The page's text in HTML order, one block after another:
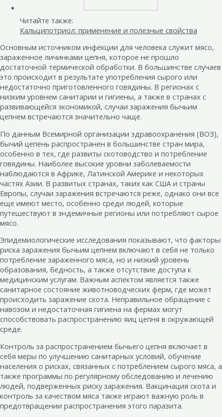
Читайте также:
Кальципотриол: применение и полезные свойства
Основным источником инфекции для человека служит мясо,
зараженное личинками цепня, которое не прошло
достаточной термической обработки. В большинстве случаев
это происходит в результате употребления сырого или
недостаточно приготовленного говядины. В регионах с
низким уровнем санитарии и гигиены, а также в странах с
развивающейся экономикой, случаи заражения бычьим
цепнем встречаются значительно чаще.
По данным Всемирной организации здравоохранения (ВОЗ),
бычий цепень распространен в большинстве стран мира,
особенно в тех, где развиты скотоводство и потребление
говядины. Наиболее высокие уровни заболеваемости
наблюдаются в Африке, Латинской Америке и некоторых
частях Азии. В развитых странах, таких как США и страны
Европы, случаи заражения встречаются реже, однако они все
еще имеют место, особенно среди людей, которые
путешествуют в эндемичные регионы или потребляют сырое
мясо.
Эпидемиологические исследования показывают, что факторы
риска заражения бычьим цепнем включают в себя не только
потребление зараженного мяса, но и низкий уровень
образования, бедность, а также отсутствие доступа к
медицинским услугам. Важным аспектом является также
санитарное состояние животноводческих ферм, где может
происходить заражение скота. Неправильное обращение с
навозом и недостаточная гигиена на фермах могут
способствовать распространению яиц цепня в окружающей
среде.
Контроль за распространением бычьего цепня включает в
себя меры по улучшению санитарных условий, обучение
населения о рисках, связанных с потреблением сырого мяса, а
также программы по регулярному обследованию и лечению
людей, подверженных риску заражения. Вакцинация скота и
контроль за качеством мяса также играют важную роль в
предотвращении распространения этого паразита.